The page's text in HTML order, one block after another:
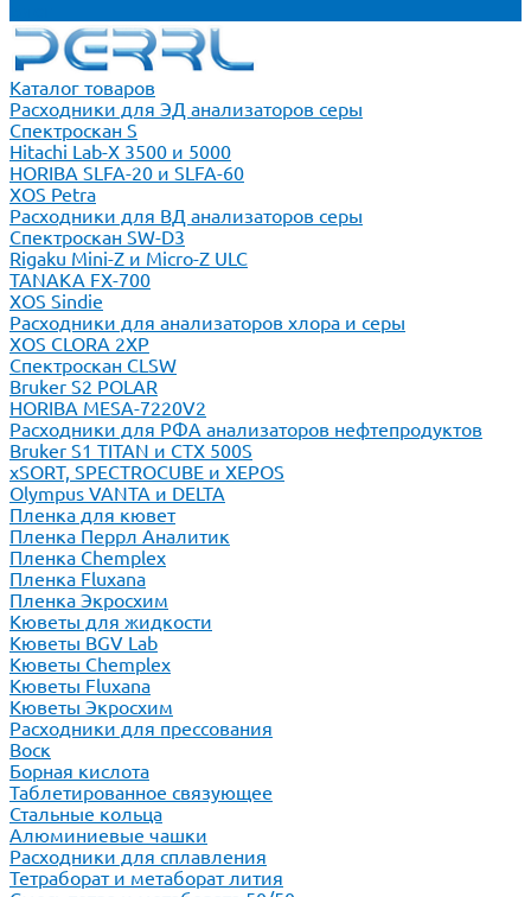
Каталог товаров
Расходники для ЭД анализаторов серы
Спектроскан S
Hitachi Lab-X 3500 и 5000
HORIBA SLFA-20 и SLFA-60
XOS Petra
Расходники для ВД анализаторов серы
Спектроскан SW-D3
Rigaku Mini-Z и Micro-Z ULC
TANAKA FX-700
XOS Sindie
Расходники для анализаторов хлора и серы
XOS CLORA 2XP
Спектроскан CLSW
Bruker S2 POLAR
HORIBA MESA-7220V2
Расходники для РФА анализаторов нефтепродуктов
Bruker S1 TITAN и CTX 500S
xSORT, SPECTROCUBE и XEPOS
Olympus VANTA и DELTA
Пленка для кювет
Пленка Перрл Аналитик
Пленка Chemplex
Пленка Fluxana
Пленка Экросхим
Кюветы для жидкости
Кюветы BGV Lab
Кюветы Chemplex
Кюветы Fluxana
Кюветы Экросхим
Расходники для прессования
Воск
Борная кислота
Таблетированное связующее
Стальные кольца
Алюминиевые чашки
Расходники для сплавления
Тетраборат и метаборат лития